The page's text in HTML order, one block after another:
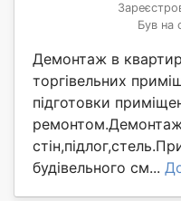
Був на
Демонтаж в
торгівельних
підготовки
будівельного см...